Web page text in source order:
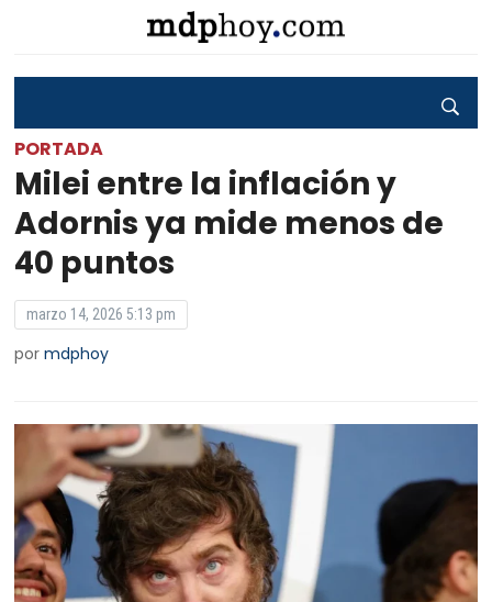
PORTADA
Milei entre la inflación y
Adornis ya mide menos de
40 puntos
marzo 14, 2026 5:13 pm
pormdphoy